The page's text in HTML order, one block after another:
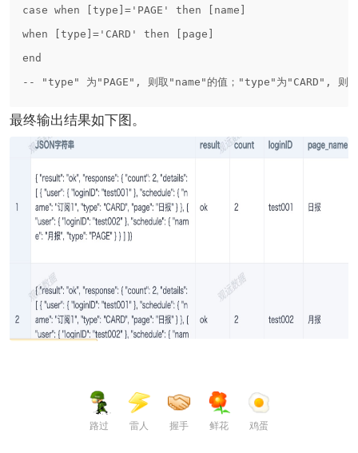
case when [type]='PAGE' then [name]
when [type]='CARD' then [page]
end
-- "type" 为"PAGE", 则取"name"的值；"type"为"CARD", 则
最终输出结果如下图。
路过 雷人 握手 鲜花 鸡蛋